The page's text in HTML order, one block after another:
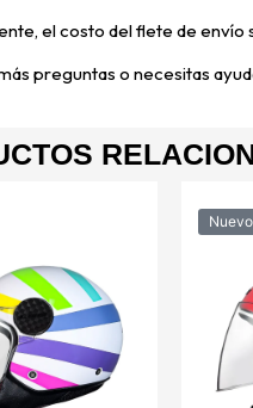
el costo del flete de
preguntas o necesitas
Nuevo